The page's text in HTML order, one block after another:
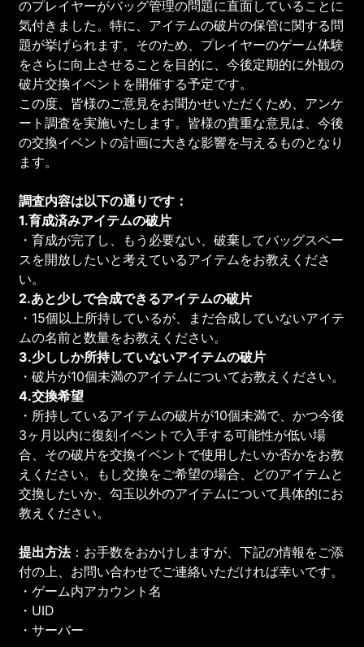
のプレイヤーがバッグ管理の問題に直面していることに
気付きました。特に、アイテムの破片の保管に関する問
題が挙げられます。そのため、プレイヤーのゲーム体験
をさらに向上させることを目的に、今後定期的に外観の
破片交換イベントを開催する予定です。
この度、皆様のご意見をお聞かせいただくため、アンケ
ート調査を実施いたします。皆様の貴重な意見は、今後
の交換イベントの計画に大きな影響を与えるものとなり
ます。
調査内容は以下の通りです：
1.育成済みアイテムの破片
・育成が完了し、もう必要ない、破棄してバッグスペー
スを開放したいと考えているアイテムをお教えくださ
い。
2.あと少しで合成できるアイテムの破片
・15個以上所持しているが、まだ合成していないアイテ
ムの名前と数量をお教えください。
3.少ししか所持していないアイテムの破片
・破片が10個未満のアイテムについてお教えください。
4.交換希望
・所持しているアイテムの破片が10個未満で、かつ今後
3ヶ月以内に復刻イベントで入手する可能性が低い場
合、その破片を交換イベントで使用したいか否かをお教
えください。もし交換をご希望の場合、どのアイテムと
交換したいか、勾玉以外のアイテムについて具体的にお
教えください。
提出方法：お手数をおかけしますが、下記の情報をご添
付の上、お問い合わせでご連絡いただければ幸いです。
・ゲーム内アカウント名
・UID
・サーバー